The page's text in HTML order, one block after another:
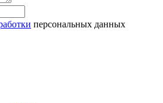
персональных данных